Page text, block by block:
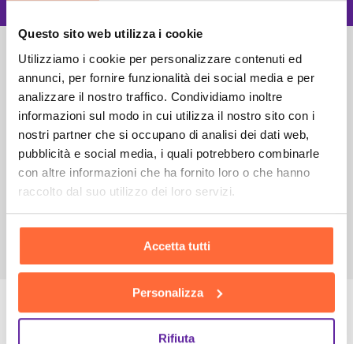
Questo sito web utilizza i cookie
Utilizziamo i cookie per personalizzare contenuti ed
annunci, per fornire funzionalità dei social media e per
analizzare il nostro traffico. Condividiamo inoltre
informazioni sul modo in cui utilizza il nostro sito con i
nostri partner che si occupano di analisi dei dati web,
pubblicità e social media, i quali potrebbero combinarle
con altre informazioni che ha fornito loro o che hanno
raccolto dal suo utilizzo dei loro servizi.
Accetta tutti
Personalizza
Rifiuta